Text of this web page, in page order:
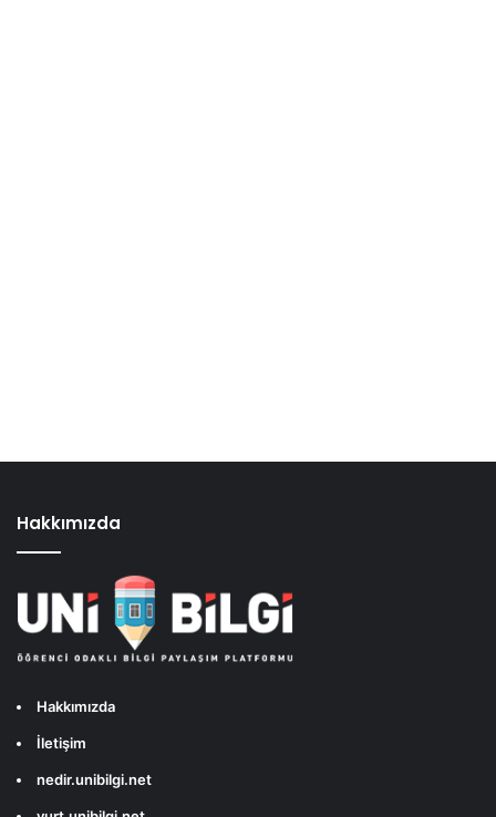
Hakkımızda
Hakkımızda
İletişim
nedir.unibilgi.net